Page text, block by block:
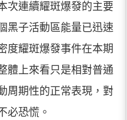
次連續耀斑爆發的主要
黑子活動區能量已迅速
度耀斑爆發事件在本期
體上來看只是相對普通
周期性的正常表現，對
必恐慌。